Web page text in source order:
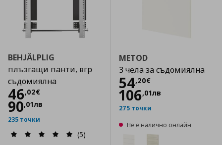
BEHJÄLPLIG
плъзгащи панти, вгр
съдомиялна
46,02€
Цена
90,01лв
235 точки
(5)
METOD
3 чела за съдомиялна
54,20€
Цена
106,01лв
275 точки
Не е налично онлайн